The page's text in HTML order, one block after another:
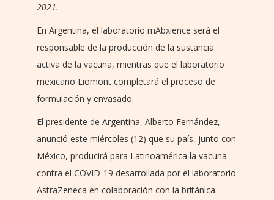
2021.
En Argentina, el laboratorio mAbxience será el
responsable de la producción de la sustancia
activa de la vacuna, mientras que el laboratorio
mexicano Liomont completará el proceso de
formulación y envasado.
El presidente de Argentina, Alberto Fernández,
anunció este miércoles (12) que su país, junto con
México, producirá para Latinoamérica la vacuna
contra el COVID-19 desarrollada por el laboratorio
AstraZeneca en colaboración con la británica